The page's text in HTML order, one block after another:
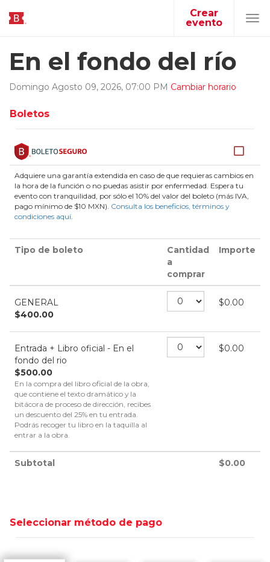
Crear
evento
En el fondo del río
Domingo Agosto 09, 2026, 07:00 PM Cambiar horario
Boletos
Adquiere una garantía extendida en caso de que requieras cambios en
la hora de la función o no puedas asistir por enfermedad. Espera tu
evento con tranquilidad, por sólo el 10% del valor del boleto (más IVA,
pago mínimo de $10 MXN). Consulta los beneficios, términos y
condiciones aquí.
Tipo de boleto
Cantidad
a
comprar
Importe
GENERAL
$400.00
$0.00
Entrada + Libro oficial - En el
fondo del rio
$500.00
En la compra del libro oficial de la obra,
que contiene el texto dramático y la
bitácora de proceso de dirección, recibes
un descuento del 25% en tu entrada.
Podrás recoger tu libro en la taquilla al
entrar a la obra.
$0.00
Subtotal $0.00
Seleccionar método de pago